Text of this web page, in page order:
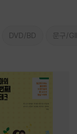
DVD/BD 문구/